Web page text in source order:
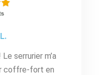
serrurier m’a
coffre-fort en